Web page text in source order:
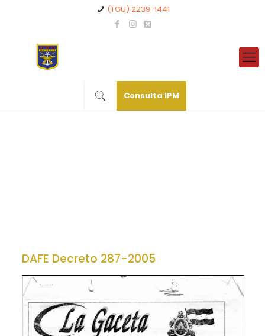
(TGU) 2239-1441
Consulta IPM
DAFE Decreto 287-2005